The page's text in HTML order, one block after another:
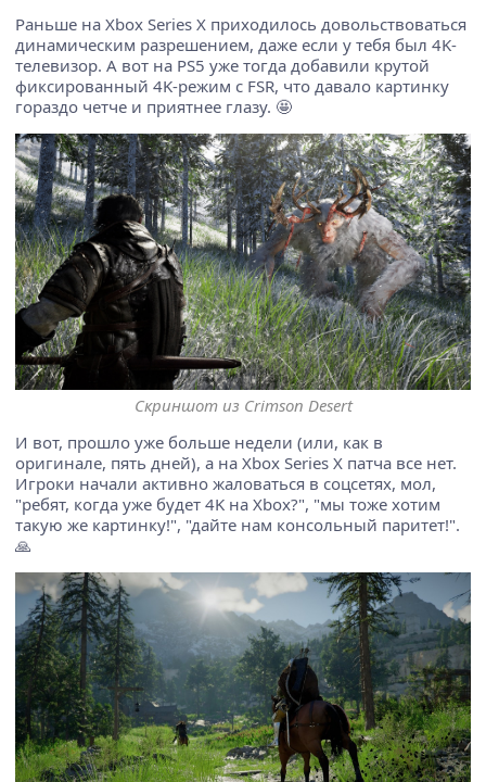
Раньше на Xbox Series X приходилось довольствоваться
динамическим разрешением, даже если у тебя был 4K-
телевизор. А вот на PS5 уже тогда добавили крутой
фиксированный 4K-режим с FSR, что давало картинку
гораздо четче и приятнее глазу. 🤩
Скриншот из Crimson Desert
И вот, прошло уже больше недели (или, как в
оригинале, пять дней), а на Xbox Series X патча все нет.
Игроки начали активно жаловаться в соцсетях, мол,
"ребят, когда уже будет 4K на Xbox?", "мы тоже хотим
такую же картинку!", "дайте нам консольный паритет!".
🙏